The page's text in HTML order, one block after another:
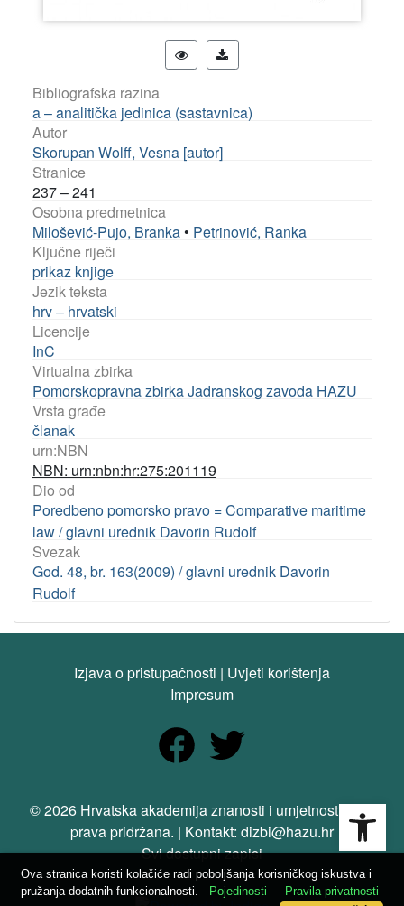
Bibliografska razina
a – analitička jedinica (sastavnica)
Autor
Skorupan Wolff, Vesna [autor]
Stranice
237 – 241
Osobna predmetnica
Milošević-Pujo, Branka • Petrinović, Ranka
Ključne riječi
prikaz knjige
Jezik teksta
hrv – hrvatski
Licencije
InC
Virtualna zbirka
Pomorskopravna zbirka Jadranskog zavoda HAZU
Vrsta građe
članak
urn:NBN
NBN: urn:nbn:hr:275:201119
Dio od
Poredbeno pomorsko pravo = Comparative maritime
law / glavni urednik Davorin Rudolf
Svezak
God. 48, br. 163(2009) / glavni urednik Davorin
Rudolf
Izjava o pristupačnosti | Uvjeti korištenja
Impresum
© 2026 Hrvatska akademija znanosti i umjetnosti. Sva
prava pridržana. | Kontakt: dizbi@hazu.hr
Svi dostupni zapisi
Ova stranica koristi kolačiće radi poboljšanja korisničkog iskustva i
pružanja dodatnih funkcionalnosti.
Pojedinosti Pravila privatnosti